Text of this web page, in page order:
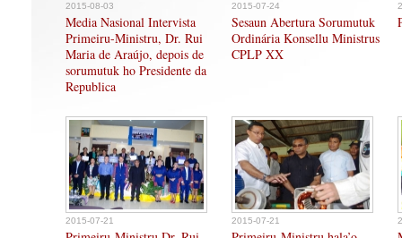
2015-08-03
Media Nasional Intervista
Primeiru-Ministru, Dr. Rui
Maria de Araújo, depois de
sorumutuk ho Presidente da
Republica
2015-07-24
Sesaun Abertura Sorumutuk
Ordinária Konsellu Ministrus
CPLP XX
2015-07-21 2015-07-21